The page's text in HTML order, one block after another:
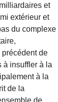
et
extérieur et
du complexe
de
à insuffler à la
à la
de la